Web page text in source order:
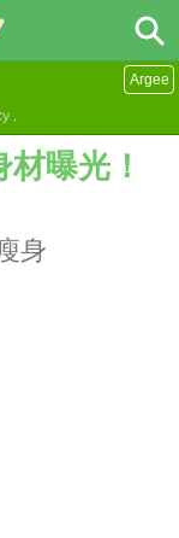
.
Argee
曝光！
身